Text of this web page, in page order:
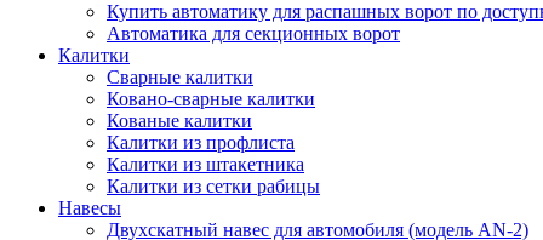
Купить автоматику для распашных ворот по
Автоматика для секционных ворот
Калитки
Сварные калитки
Ковано-сварные калитки
Кованые калитки
Калитки из профлиста
Калитки из штакетника
Калитки из сетки рабицы
Навесы
Двухскатный навес для автомобиля (модель AN-2)